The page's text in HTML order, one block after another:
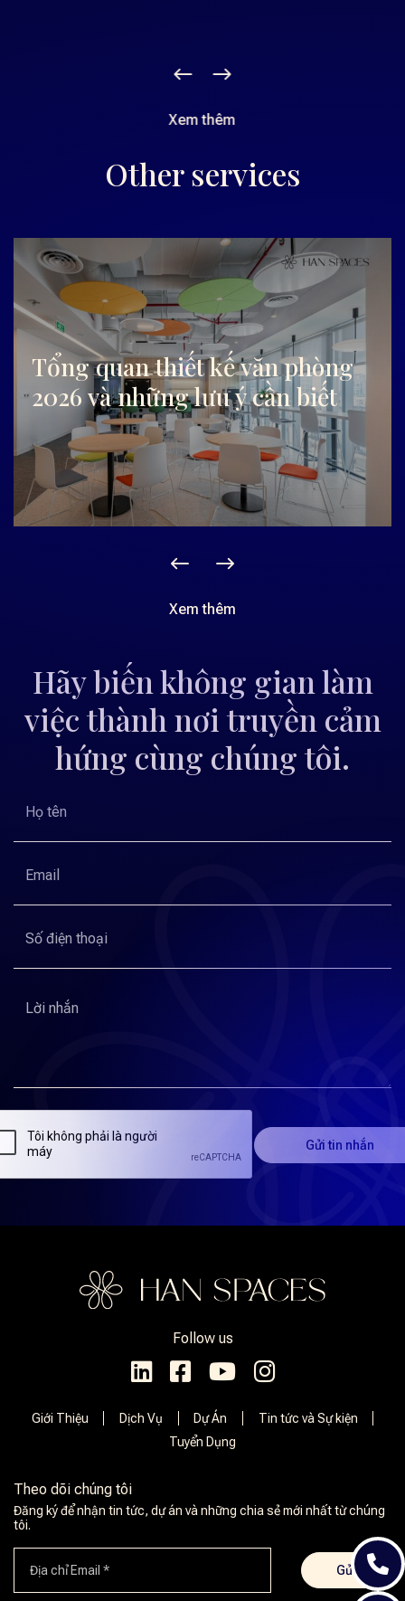
Xem thêm
Other services
Xem thêm
Tổng quan thiết kế văn phòng
2026 và những lưu ý cần biết
Hãy biến không gian làm
việc thành nơi truyền cảm
hứng cùng chúng tôi.
Follow us
Giới Thiệu Dịch Vụ Dự Án
Tin tức và Sự kiện
Tuyển Dụng
Theo dõi chúng tôi
Đăng ký để nhận tin tức, dự án và những chia sẻ mới nhất từ ​​chúng
tôi.